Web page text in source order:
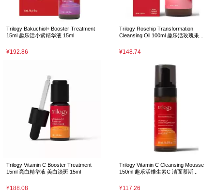
Trilogy Bakuchiol+ Booster Treatment
15ml 趣乐活小紫精华液 15ml
¥192.86
Trilogy Rosehip Transformation
Cleansing Oil 100ml 趣乐活玫瑰果...
¥148.74
Trilogy Vitamin C Booster Treatment
15ml 亮白精华液 美白淡斑 15ml
¥188.08
Trilogy Vitamin C Cleansing Mousse
150ml 趣乐活维生素C 洁面慕斯...
¥117.26